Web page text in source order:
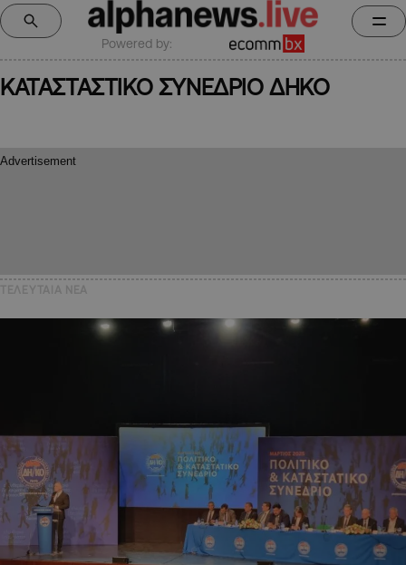
Powered by:
ΚΑΤΑΣΤΑΣΤΙΚΟ ΣΥΝΕΔΡΙΟ ΔΗΚΟ